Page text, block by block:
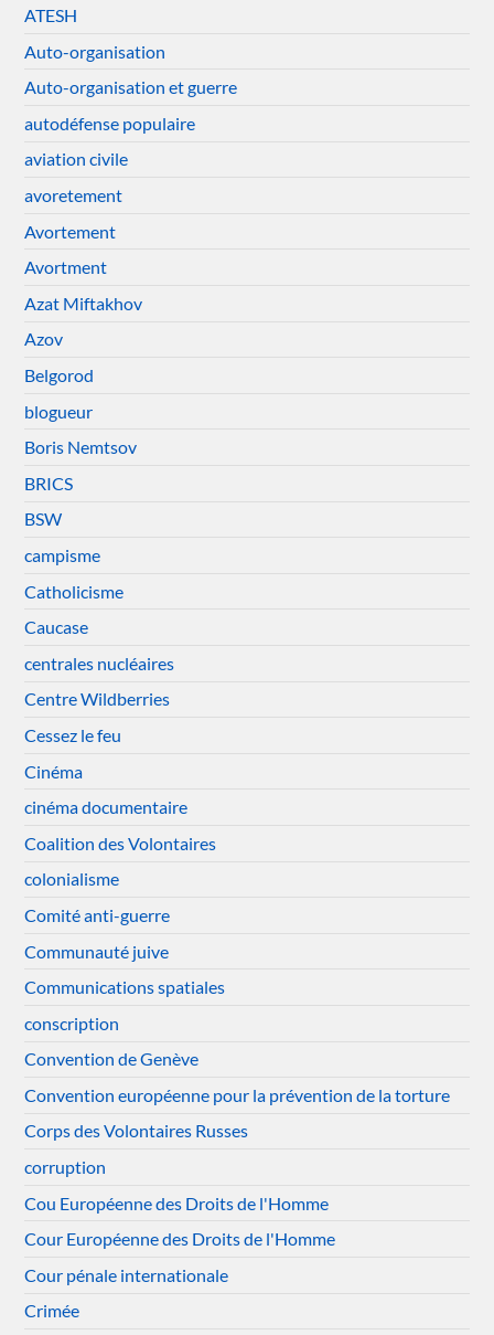
ATESH
Auto-organisation
Auto-organisation et guerre
autodéfense populaire
aviation civile
avoretement
Avortement
Avortment
Azat Miftakhov
Azov
Belgorod
blogueur
Boris Nemtsov
BRICS
BSW
campisme
Catholicisme
Caucase
centrales nucléaires
Centre Wildberries
Cessez le feu
Cinéma
cinéma documentaire
Coalition des Volontaires
colonialisme
Comité anti-guerre
Communauté juive
Communications spatiales
conscription
Convention de Genève
Convention européenne pour la prévention de la torture
Corps des Volontaires Russes
corruption
Cou Européenne des Droits de l'Homme
Cour Européenne des Droits de l'Homme
Cour pénale internationale
Crimée